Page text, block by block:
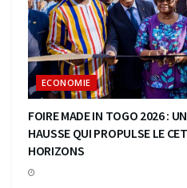
ECONOMIE
FOIRE MADE IN TOGO 2026 :
HAUSSE QUI PROPULSE LE
HORIZONS